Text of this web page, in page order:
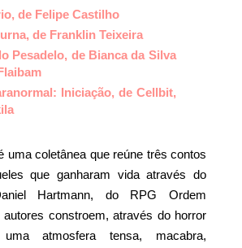
de Felipe Castilho
de Franklin Teixeira
Pesadelo, de Bianca da Silva
Iniciação, de Cellbit,
uma coletânea que reúne três contos
que ganharam vida através do
Hartmann, do RPG Ordem
constroem, através do horror
atmosfera tensa, macabra,